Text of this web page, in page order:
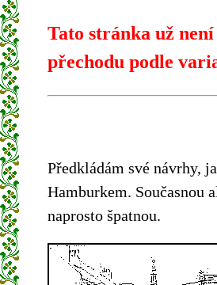
Tato stránka už
přechodu podle
Předkládám své návrhy,
Hamburkem. Současnou
naprosto špatnou.